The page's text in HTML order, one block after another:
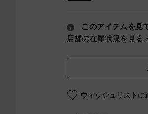
このアイテムを見
店舗の在庫状況を見る
ウィッシュリストに